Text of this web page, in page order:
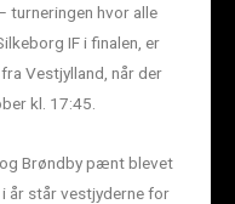
turneringen hvor alle
IF i finalen, er
Vestjylland, når der
kl. 17:45.
og Brøndby pænt blevet
år står vestjyderne for